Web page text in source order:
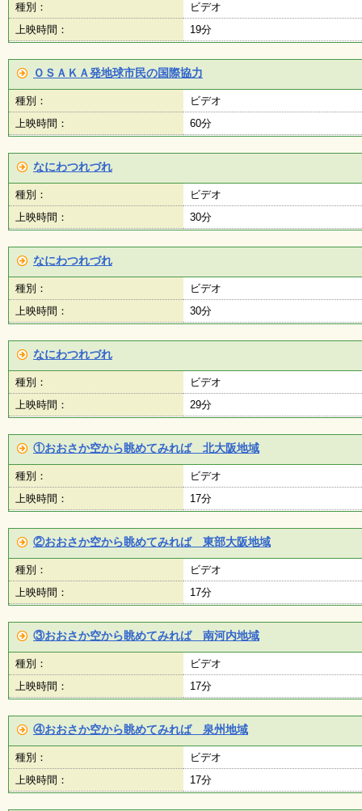
ン
マ
ガ
ン
い
ち
ょ
う
並
子
ど
も
け
イ
ベ
ン
ト
ガ
イ
ド
メ
ル
マ
ガ
録
よ
く
あ
る
ご
質
講
師
・
ン
ス
ト
ラ
ク
タ
種別：
ビデオ
上映時間：
19分
ＯＳＡＫＡ発地球市民の国際協力
種別：
ビデオ
上映時間：
60分
なにわつれづれ
種別：
ビデオ
上映時間：
30分
なにわつれづれ
種別：
ビデオ
上映時間：
30分
なにわつれづれ
種別：
ビデオ
上映時間：
29分
①おおさか空から眺めてみれば 北大阪地域
種別：
ビデオ
上映時間：
17分
②おおさか空から眺めてみれば 東部大阪地域
種別：
ビデオ
上映時間：
17分
③おおさか空から眺めてみれば 南河内地域
種別：
ビデオ
上映時間：
17分
④おおさか空から眺めてみれば 泉州地域
種別：
ビデオ
上映時間：
17分